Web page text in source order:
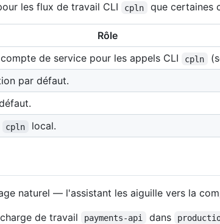
les flux de travail CLI cpln que certaines
Rôle
de service pour les appels CLI cpln
par défaut.
cpln local.
naturel — l'assistant les aiguille vers la
de travail
payments-api dans